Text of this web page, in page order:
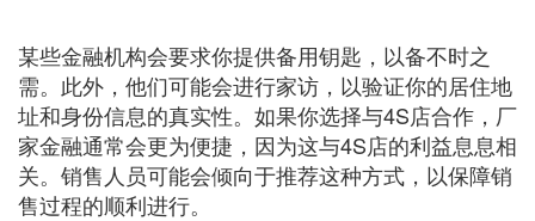
某些金融机构会要求你提供备用钥匙，以备不时之
需。此外，他们可能会进行家访，以验证你的居住地
址和身份信息的真实性。如果你选择与4S店合作，厂
家金融通常会更为便捷，因为这与4S店的利益息息相
关。销售人员可能会倾向于推荐这种方式，以保障销
售过程的顺利进行。